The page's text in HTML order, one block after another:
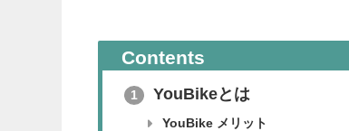
Contents
1 YouBikeとは
YouBike メリット